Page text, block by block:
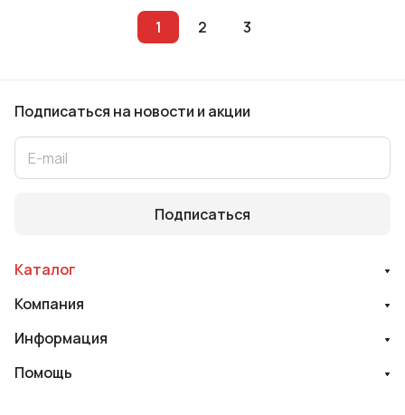
1 2 3
Подписаться на новости и акции
Подписаться
Каталог
Компания
Информация
Помощь